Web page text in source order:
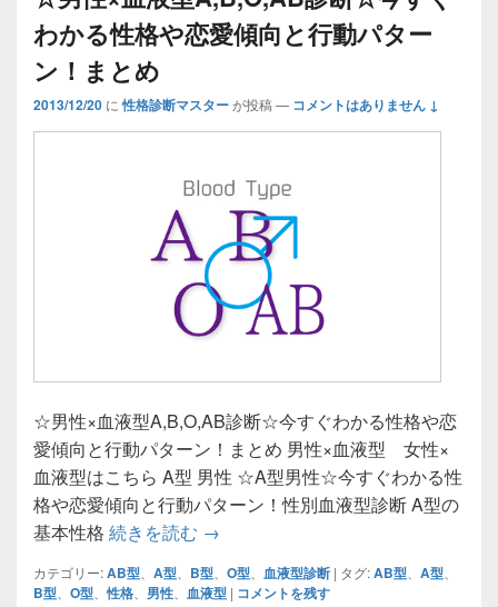
わかる性格や恋愛傾向と行動パター
ン！まとめ
2013/12/20 に 性格診断マスターが投稿 — コメントはありません ↓
☆男性×血液型A,B,O,AB診断☆今すぐわかる性格や恋
愛傾向と行動パターン！まとめ 男性×血液型 女性×
血液型はこちら A型 男性 ☆A型男性☆今すぐわかる性
格や恋愛傾向と行動パターン！性別血液型診断 A型の
基本性格 続きを読む ☆男性×血液型A,B,O,AB診断☆今す
→
カテゴリー:AB型 A型 B型 O型 血液型診断 | タグ:AB型 A型
B型 O型 、性格 男性 血液型 | コメントを残す